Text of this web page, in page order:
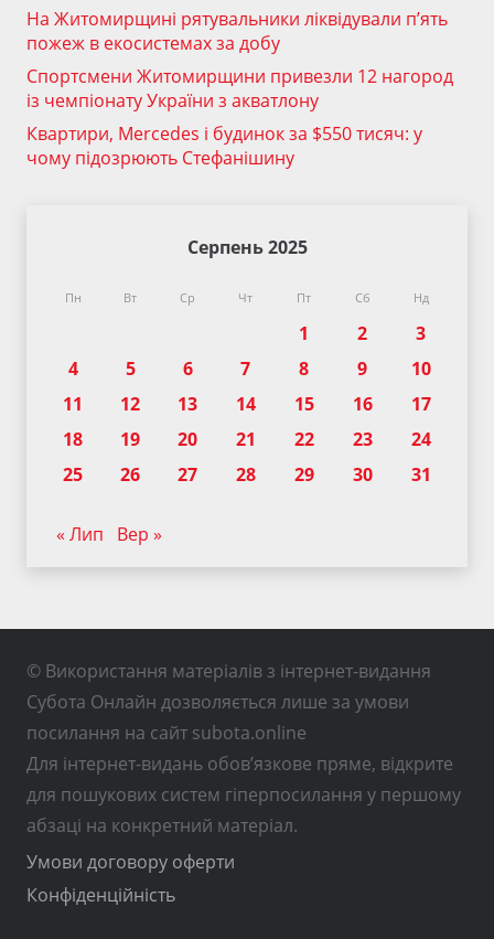
На Житомирщині рятувальники ліквідували п’ять
пожеж в екосистемах за добу
Спортсмени Житомирщини привезли 12 нагород
із чемпіонату України з акватлону
Квартири, Mercedes і будинок за $550 тисяч: у
чому підозрюють Стефанішину
Серпень 2025
Пн Вт Ср Чт Пт Сб Нд
1 2
3
4
5 6 7 8 9
10
11
12 13 14 15 16
17
18
19 20 21 22 23
24
25
26 27 28 29 30 31
« Лип Вер »
© Використання матеріалів з інтернет-видання
Субота Онлайн дозволяється лише за умови
посилання на сайт subota.online
Для інтернет-видань обов’язкове пряме, відкрите
для пошукових систем гіперпосилання у першому
абзаці на конкретний матеріал.
Умови договору оферти
Конфіденційність